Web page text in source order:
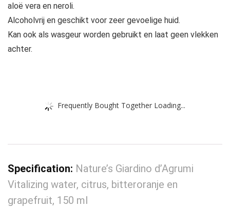
aloë vera en neroli.
Alcoholvrij en geschikt voor zeer gevoelige huid.
Kan ook als wasgeur worden gebruikt en laat geen vlekken
achter.
Frequently Bought Together Loading...
Specification: Nature’s Giardino d’Agrumi
Vitalizing water, citrus, bitteroranje en
grapefruit, 150 ml